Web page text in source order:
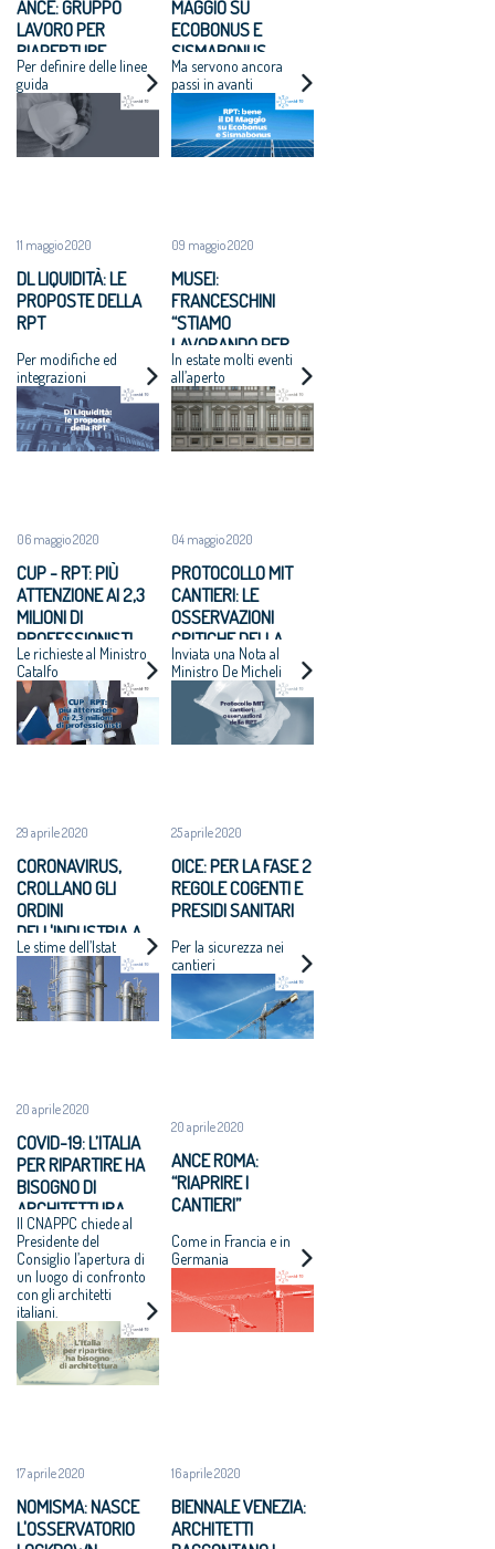
ANCE: GRUPPO
LAVORO PER
RIAPERTURE
CANTIERI
Per definire delle linee
guida
MAGGIO SU
ECOBONUS E
SISMABONUS
Ma servono ancora
passi in avanti
11 maggio 2020
DL LIQUIDITÀ: LE
PROPOSTE DELLA
RPT
Per modifiche ed
integrazioni
09 maggio 2020
MUSEI:
FRANCESCHINI
“STIAMO
LAVORANDO PER
RIAPERTURE IL 18
MAGGIO
In estate molti eventi
all’aperto
06 maggio 2020
CUP - RPT: PIÙ
ATTENZIONE AI 2,3
MILIONI DI
PROFESSIONISTI
Le richieste al Ministro
Catalfo
04 maggio 2020
PROTOCOLLO MIT
CANTIERI: LE
OSSERVAZIONI
CRITICHE DELLA
RPT
Inviata una Nota al
Ministro De Micheli
29 aprile 2020
CORONAVIRUS,
CROLLANO GLI
ORDINI
DELL'INDUSTRIA A
FEBBRAIO -4,4%
Le stime dell’Istat
25 aprile 2020
OICE: PER LA FASE 2
REGOLE COGENTI E
PRESIDI SANITARI
Per la sicurezza nei
cantieri
20 aprile 2020
COVID-19: L’ITALIA
PER RIPARTIRE HA
BISOGNO DI
ARCHITETTURA
Il CNAPPC chiede al
Presidente del
Consiglio l’apertura di
un luogo di confronto
con gli architetti
italiani.
20 aprile 2020
ANCE ROMA:
“RIAPRIRE I
CANTIERI”
Come in Francia e in
Germania
17 aprile 2020
NOMISMA: NASCE
L'OSSERVATORIO
16 aprile 2020
BIENNALE VENEZIA:
ARCHITETTI